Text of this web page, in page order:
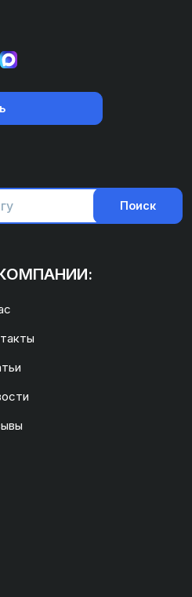
Поиск